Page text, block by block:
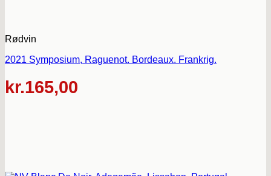
Rødvin
2021 Symposium, Raguenot. Bordeaux. Frankrig.
kr.165,00